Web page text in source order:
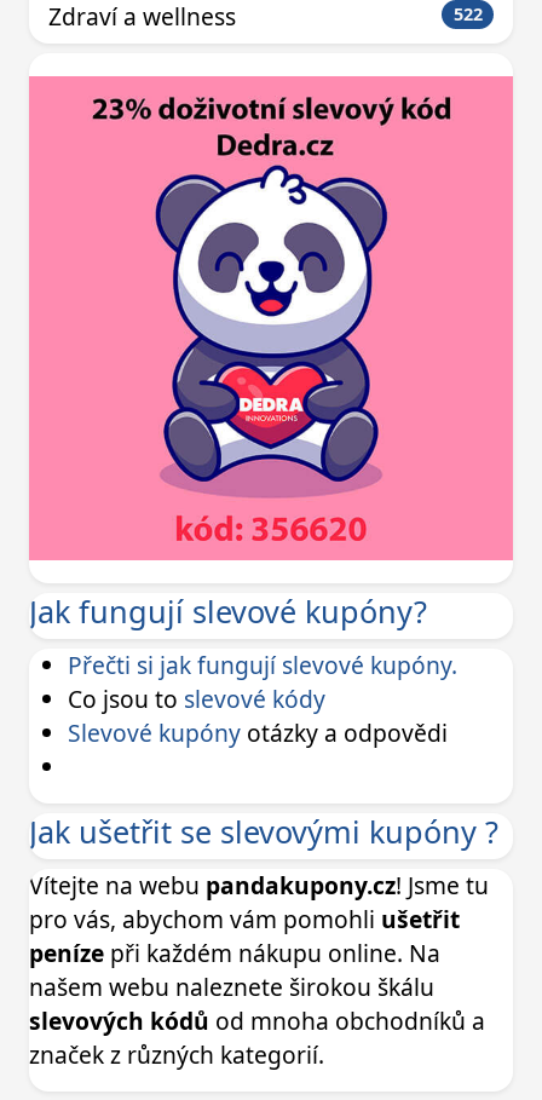
Zdraví a wellness 522
Jak fungují slevové kupóny?
Přečti si jak fungují slevové kupóny.
Co jsou to slevové kódy
Slevové kupóny otázky a odpovědi
Jak ušetřit se slevovými kupóny ?
Vítejte na webu pandakupony.cz! Jsme tu
pro vás, abychom vám pomohli ušetřit
peníze při každém nákupu online. Na
našem webu naleznete širokou škálu
slevových kódů od mnoha obchodníků a
značek z různých kategorií.